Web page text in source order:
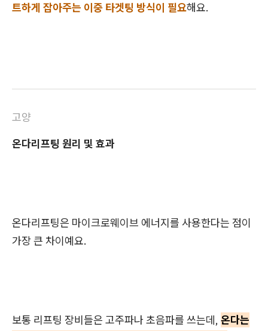
트하게 잡아주는 이중 타겟팅 방식이 필요해요.
고양
온다리프팅 원리 및 효과
온다리프팅은 마이크로웨이브 에너지를 사용한다는 점이
가장 큰 차이예요.
보통 리프팅 장비들은 고주파나 초음파를 쓰는데, 온다는